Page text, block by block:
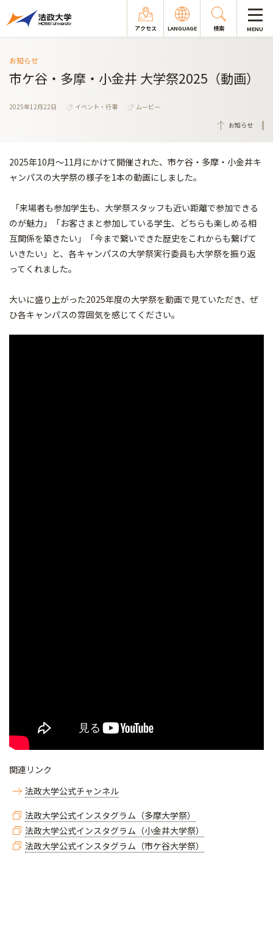
アクセス LANGUAGE 検索 MENU
お知らせ
市ケ谷・多摩・小金井 大学祭2025（動画）
2025年12月22日 イベント・行事
ムービー
お知らせ
2025年10月～11月にかけて開催された、市ケ谷・多摩・小金井キ
ャンパスの大学祭の様子を1本の動画にしました。
「来場者も参加学生も、大学祭スタッフも近い距離で参加できる
のが魅力」「お客さまと参加している学生、どちらも楽しめる相
互関係を築きたい」「今まで繋いできた歴史をこれからも繋げて
いきたい」と、各キャンパスの大学祭実行委員も大学祭を振り返
ってくれました。
大いに盛り上がった2025年度の大学祭を動画で見ていただき、ぜ
ひ各キャンパスの雰囲気を感じてください。
関連リンク
法政大学公式チャンネル
法政大学公式インスタグラム（多摩大学祭）
法政大学公式インスタグラム（小金井大学祭）
法政大学公式インスタグラム（市ケ谷大学祭）